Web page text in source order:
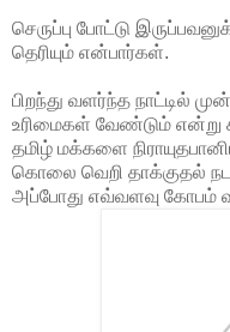
செருப்பு போட்டு
தெரியும் என்பார்கள்.
பிறந்து வளர்ந்த நாட்டில்
உரிமைகள் வேண்டும் என்று
தமிழ் மக்களை
கொலை வெறி தாக்குதல்
அப்போது எவ்வளவு கோபம்